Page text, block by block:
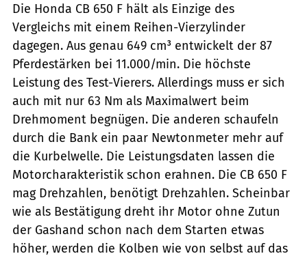
Die Honda CB 650 F hält als Einzige des
Vergleichs mit einem Reihen-Vierzylinder
dagegen. Aus genau 649 cm³ entwickelt der 87
Pferdestärken bei 11.000/min. Die höchste
Leistung des Test-Vierers. Allerdings muss er sich
auch mit nur 63 Nm als Maximalwert beim
Drehmoment begnügen. Die anderen schaufeln
durch die Bank ein paar Newtonmeter mehr auf
die Kurbelwelle. Die Leistungsdaten lassen die
Motorcharakteristik schon erahnen. Die CB 650 F
mag Drehzahlen, benötigt Drehzahlen. Scheinbar
wie als Bestätigung dreht ihr Motor ohne Zutun
der Gashand schon nach dem Starten etwas
höher, werden die Kolben wie von selbst auf das